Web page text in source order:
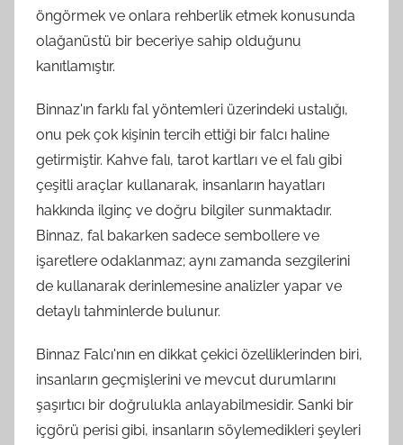
öngörmek ve onlara rehberlik etmek konusunda
olağanüstü bir beceriye sahip olduğunu
kanıtlamıştır.
Binnaz'ın farklı fal yöntemleri üzerindeki ustalığı,
onu pek çok kişinin tercih ettiği bir falcı haline
getirmiştir. Kahve falı, tarot kartları ve el falı gibi
çeşitli araçlar kullanarak, insanların hayatları
hakkında ilginç ve doğru bilgiler sunmaktadır.
Binnaz, fal bakarken sadece sembollere ve
işaretlere odaklanmaz; aynı zamanda sezgilerini
de kullanarak derinlemesine analizler yapar ve
detaylı tahminlerde bulunur.
Binnaz Falcı'nın en dikkat çekici özelliklerinden biri,
insanların geçmişlerini ve mevcut durumlarını
şaşırtıcı bir doğrulukla anlayabilmesidir. Sanki bir
içgörü perisi gibi, insanların söylemedikleri şeyleri